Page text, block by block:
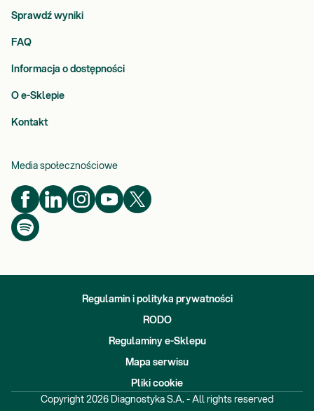
Sprawdź wyniki
FAQ
Informacja o dostępności
O e-Sklepie
Kontakt
Media społecznościowe
Regulamin i polityka prywatności
RODO
Regulaminy e-Sklepu
Mapa serwisu
Pliki cookie
Copyright 2026 Diagnostyka S.A. - All rights reserved